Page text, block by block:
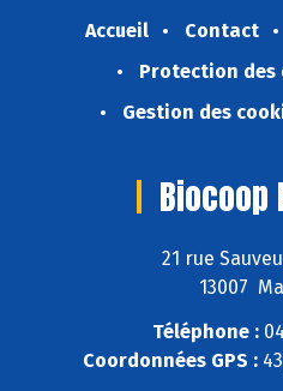
Accueil Contact
Protection des
Gestion des
Biocoop
21 rue
13007
Téléphone :
Coordonnées GPS :